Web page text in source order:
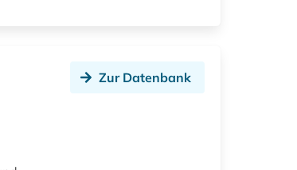
Zur Datenbank